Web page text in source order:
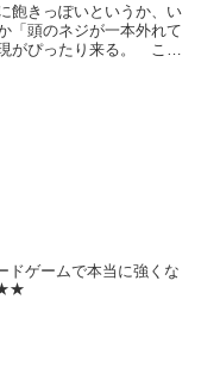
飽きっぽいというか、い
「頭のネジが一本外れて
がぴったり来る。 これ
ドゲームで本当に強くな